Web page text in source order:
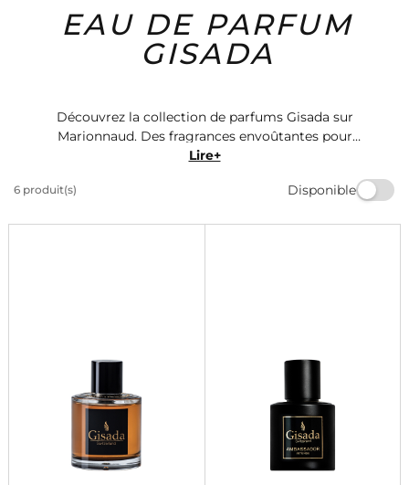
Solaire Homme Marques Idées
Cadeaux
Bons
Plans
EAU DE PARFUM
GISADA
Découvrez la collection de parfums Gisada sur
Marionnaud. Des fragrances envoûtantes pour
hommes et femmes, disponibles en eau de parfum.
occasion. Commandez dès maintenant et profitez de
Lire+
6 produit(s) Disponible